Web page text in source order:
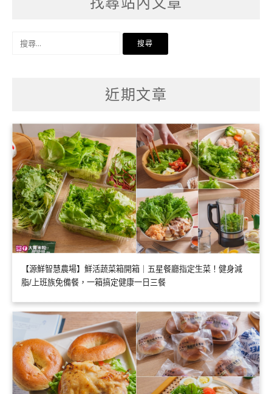
近期文章
【源鮮智慧農場】鮮活蔬菜箱開箱｜五星餐廳指定生菜！健身減
脂/上班族免備餐，一箱搞定健康一日三餐